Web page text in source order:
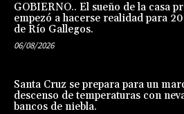
GOBIERNO.. El sueño de la casa
empezó a hacerse realidad para
de Río Gallegos.
06/08/2026
Santa Cruz se prepara para un
descenso de temperaturas con
bancos de niebla.